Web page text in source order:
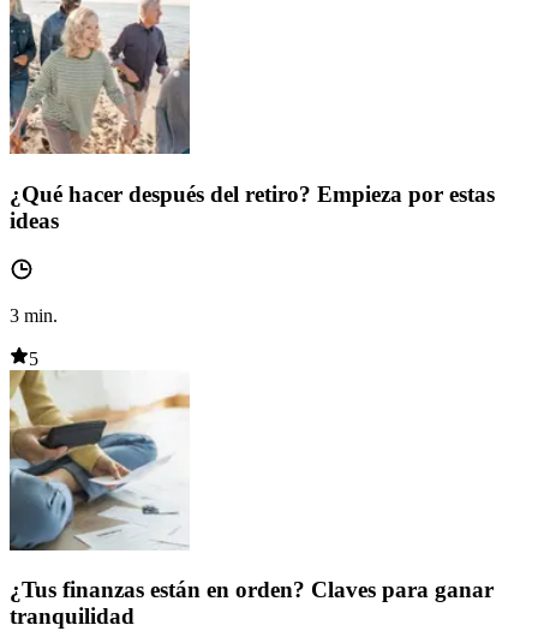
¿Qué hacer después del retiro? Empieza por estas
ideas
3 min.
5
¿Tus finanzas están en orden? Claves para ganar
tranquilidad